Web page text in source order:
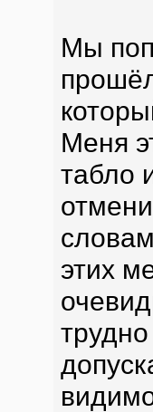
Мы
Меня
табло
этих